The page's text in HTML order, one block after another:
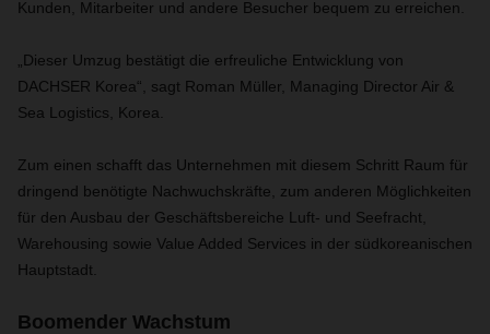
Kunden, Mitarbeiter und andere Besucher bequem zu erreichen.
„Dieser Umzug bestätigt die erfreuliche Entwicklung von
DACHSER Korea“, sagt Roman Müller, Managing Director Air &
Sea Logistics, Korea.
Zum einen schafft das Unternehmen mit diesem Schritt Raum für
dringend benötigte Nachwuchskräfte, zum anderen Möglichkeiten
für den Ausbau der Geschäftsbereiche Luft- und Seefracht,
Warehousing sowie Value Added Services in der südkoreanischen
Hauptstadt.
Boomender Wachstum